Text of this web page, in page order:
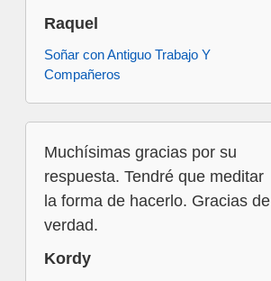
Raquel
Soñar con Antiguo Trabajo Y
Compañeros
Muchísimas gracias por su
respuesta. Tendré que meditar
la forma de hacerlo. Gracias de
verdad.
Kordy